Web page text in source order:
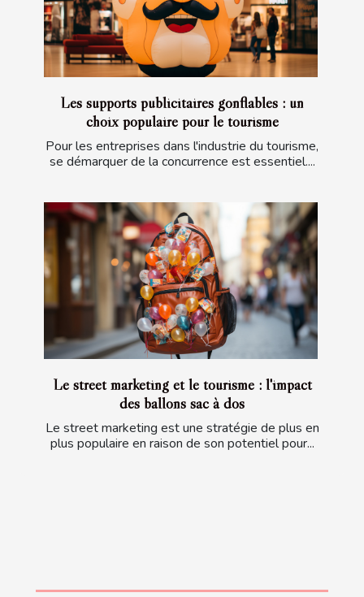
Les supports publicitaires gonflables : un
choix populaire pour le tourisme
Pour les entreprises dans l'industrie du tourisme,
se démarquer de la concurrence est essentiel....
Le street marketing et le tourisme : l'impact
des ballons sac à dos
Le street marketing est une stratégie de plus en
plus populaire en raison de son potentiel pour...